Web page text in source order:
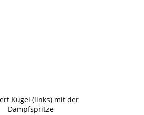
Kugel (links) mit der
Dampfspritze